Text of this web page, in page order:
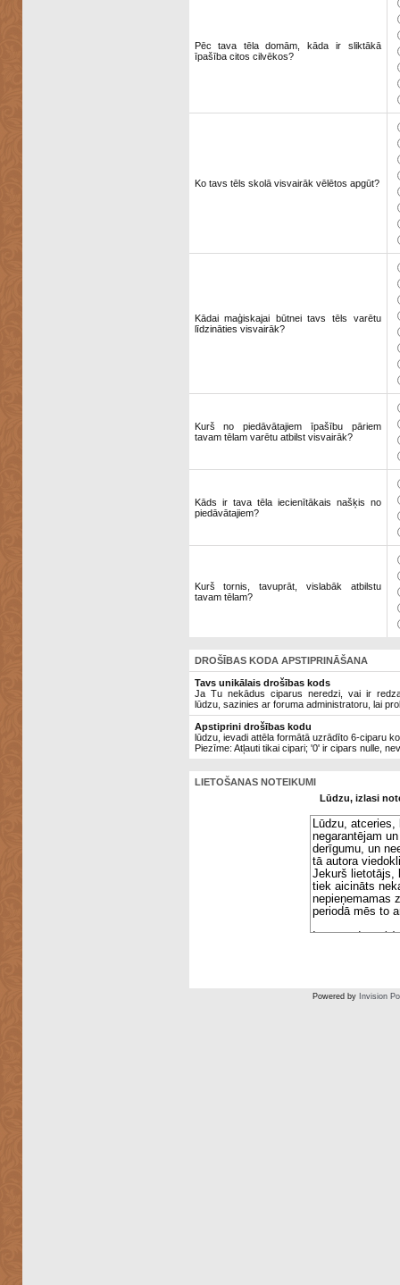
Pēc tava tēla domām, kāda ir sliktākā
īpašība citos cilvēkos?
Ko tavs tēls skolā visvairāk vēlētos apgūt?
Kādai maģiskajai būtnei tavs tēls varētu
līdzināties visvairāk?
Kurš no piedāvātajiem īpašību pāriem
tavam tēlam varētu atbilst visvairāk?
Kāds ir tava tēla iecienītākais našķis no
piedāvātajiem?
Kurš tornis, tavuprāt, vislabāk atbilstu
tavam tēlam?
DROŠĪBAS KODA APSTIPRINĀŠANA
Tavs unikālais drošības kods
Ja Tu nekādus ciparus neredzi, vai ir
lūdzu, sazinies ar foruma administratoru, lai
Apstiprini drošības kodu
lūdzu, ievadi attēla formātā uzrādīto 6-ciparu
Piezīme: Atļauti tikai cipari; '0' ir cipars nulle,
LIETOŠANAS NOTEIKUMI
Lūdzu, izlasi
Powered by Invision